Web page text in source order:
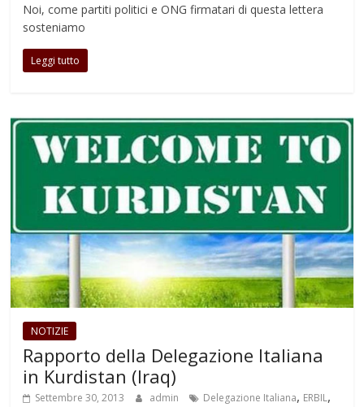
Noi, come partiti politici e ONG firmatari di questa lettera
sosteniamo
Leggi tutto
NOTIZIE
Rapporto della Delegazione Italiana
in Kurdistan (Iraq)
Settembre 30, 2013 admin Delegazione Italiana, ERBIL,